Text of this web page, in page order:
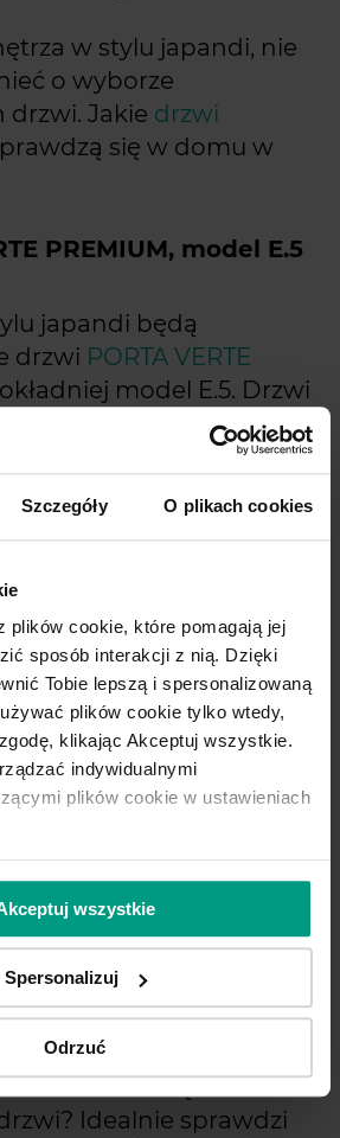
Szczegóły O plikach cookies
plików cookie, które pomagają jej
sposób interakcji z nią. Dzięki
Tobie lepszą i spersonalizowaną
plików cookie tylko wtedy,
klikając Akceptuj wszystkie.
indywidualnymi
plików cookie w ustawieniach
wszystkie
Spersonalizuj
Odrzuć
w stylu japandi, nie
o wyborze
Jakie drzwi
się w domu w
PREMIUM, model E.5
japandi będą
drzwi PORTA VERTE
model E.5. Drzwi
wersji
z dekoracyjnymi
. Ta druga
pomieszczenia.
PORTA VERTE PREMIUM
ZIEMIA, model Z.1
stylu
meble. Czemu
we wnętrzu
Idealnie sprawdzi